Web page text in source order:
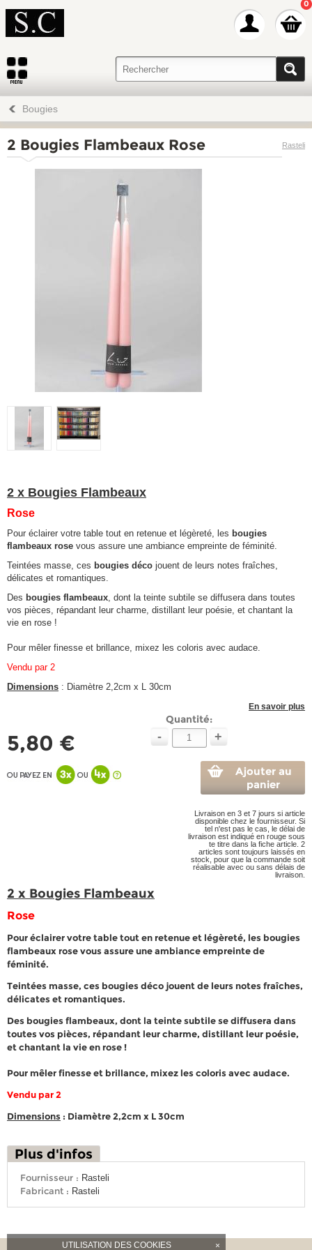
0
UTILISATION DES COOKIES ×
Bougies
Rasteli
2 Bougies Flambeaux Rose
2 x Bougies Flambeaux
Rose
Pour éclairer votre table tout en retenue et légèreté, les bougies
flambeaux rose vous assure une ambiance empreinte de féminité.
Teintées masse, ces bougies déco jouent de leurs notes fraîches,
délicates et romantiques.
Des bougies flambeaux, dont la teinte subtile se diffusera dans toutes
vos pièces, répandant leur charme, distillant leur poésie, et chantant la
vie en rose !
Pour mêler finesse et brillance, mixez les coloris avec audace.
Vendu par 2
Dimensions : Diamètre 2,2cm x L 30cm
En savoir plus
5,80 €
Quantité:
- +
Ajouter au
panier
Livraison en 3 et 7 jours si article
disponible chez le fournisseur. Si
tel n'est pas le cas, le délai de
livraison est indiqué en rouge sous
te titre dans la fiche article. 2
articles sont toujours laissés en
stock, pour que la commande soit
réalisable avec ou sans délais de
livraison.
2 x Bougies Flambeaux
Rose
Pour éclairer votre table tout en retenue et légèreté, les bougies
flambeaux rosevous assure une ambiance empreinte de
féminité.
Teintées masse, ces bougies déco jouent de leurs notes fraîches,
délicates et romantiques.
Des bougies flambeaux, dont la teinte subtile se diffusera dans
toutes vos pièces, répandant leur charme, distillant leur poésie,
et chantant la vie en rose !
Pour mêler finesse et brillance, mixez les coloris avec audace.
Vendu par 2
Dimensions : Diamètre 2,2cm x L 30cm
Plus d'infos
Fournisseur : Rasteli
Fabricant : Rasteli